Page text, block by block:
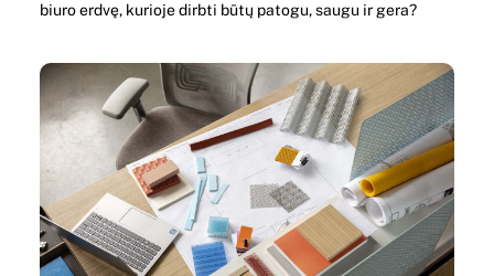
biuro erdvę, kurioje dirbti būtų patogu, saugu ir gera?